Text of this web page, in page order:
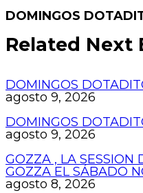
DOMINGOS
Related Next
DOMINGOS
agosto 9, 2026
DOMINGOS
agosto 9, 2026
GOZZA , LA SESSION
GOZZA EL SÁBADO
agosto 8, 2026